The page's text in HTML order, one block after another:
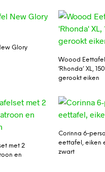
Glory
Woood Eettafel
‘Rhonda’ XL,
gerookt eiken
met 2
en
Corinna 6-
eettafel, eiken
zwart